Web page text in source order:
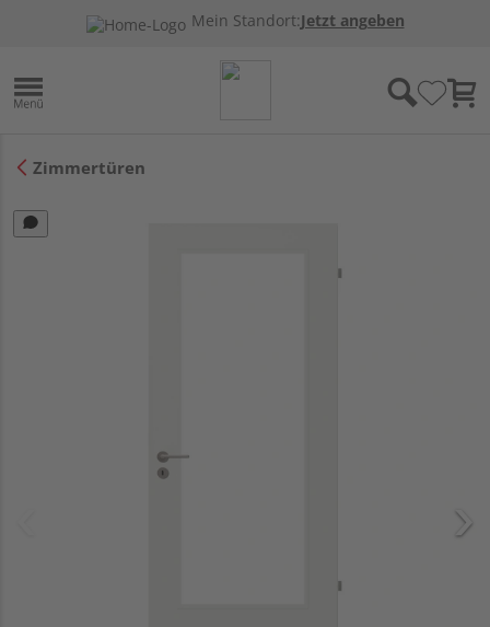
Mein Standort:Jetzt angeben
Zimmertüren